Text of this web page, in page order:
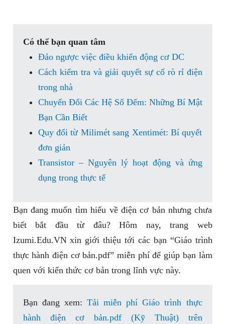
Có thể bạn quan tâm
Đảo ngược việc điều khiển động cơ DC
Cách kiểm tra và giải quyết sự cố rò rỉ điện
trong nhà
Chuyển Đổi Các Hệ Số Đếm: Những Bí Mật
Bạn Cần Biết
Quy đổi từ Milimét sang Xentimét: Bí quyết
đơn giản
Transistor – Nguyên lý hoạt động và ứng
dụng trong thực tế
Bạn đang muốn tìm hiểu về điện cơ bản nhưng chưa
biết bắt đầu từ đâu? Hôm nay, trang web
Izumi.Edu.VN xin giới thiệu tới các bạn “Giáo trình
thực hành điện cơ bản.pdf” miễn phí để giúp bạn làm
quen với kiến thức cơ bản trong lĩnh vực này.
Bạn đang xem: Tải miễn phí Giáo trình thực
hành điện cơ bản.pdf (Kỹ Thuật) trên